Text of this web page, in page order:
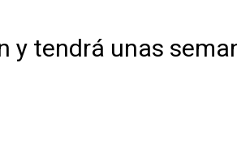
y tendrá unas